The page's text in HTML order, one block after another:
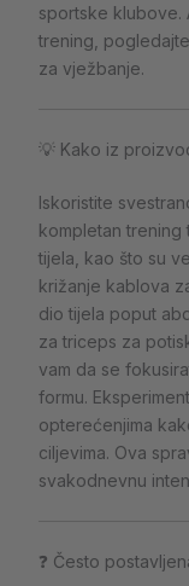
sportske klubove.
trening,
za vježbanje.
💡 Kako iz
Iskoristite
kompletan trening
tijela, kao što su
križanje kablova
dio tijela poput
za triceps za
vam da se
formu.
opterećenjima
ciljevima. Ova
svakodnevnu
❓ Često